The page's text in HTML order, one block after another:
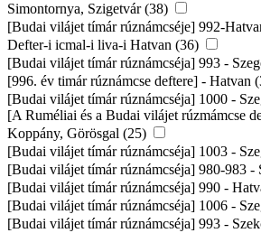
Simontornya, Szigetvár (38)
[Budai vilájet tímár rúznámcséje] 992-
Defter-i icmal-i liva-i Hatvan (36)
[Budai vilájet tímár rúznámcséja] 993 -
[996. év timár rúznámcse deftere] - Hatvan
[Budai vilájet tímár rúznámcséja] 1000 -
[A Ruméliai és a Budai vilájet rúzmámcse
Koppány, Görösgal (25)
[Budai vilájet tímár rúznámcséja] 1003 -
[Budai vilájet tímár rúznámcséja] 980-983 -
[Budai vilájet tímár rúznámcséja] 990 -
[Budai vilájet tímár rúznámcséja] 1006 -
[Budai vilájet tímár rúznámcséja] 993 -